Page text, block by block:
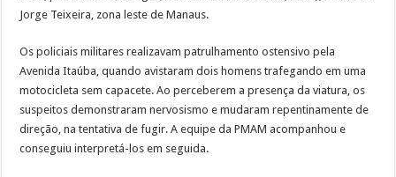
Jorge Teixeira, zona leste de Manaus.
Os policiais militares realizavam patrulhamento ostensivo pela
Avenida Itaúba, quando avistaram dois homens trafegando em uma
motocicleta sem capacete. Ao perceberem a presença da viatura, os
suspeitos demonstraram nervosismo e mudaram repentinamente de
direção, na tentativa de fugir. A equipe da PMAM acompanhou e
conseguiu interpretá-los em seguida.